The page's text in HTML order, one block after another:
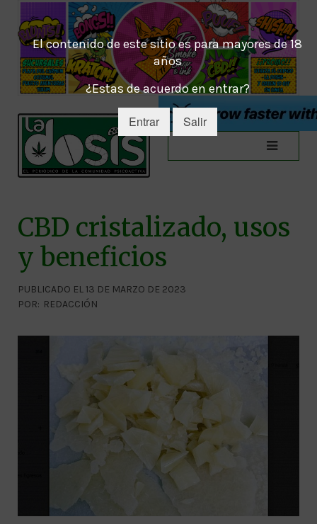
El contenido de este sitio es para mayores de 18
años
¿Estas de acuerdo en entrar?
Entrar Salir
CBD cristalizado, usos
y beneficios
PUBLICADO EL 13 DE MARZO DE 2023
POR: REDACCIÓN